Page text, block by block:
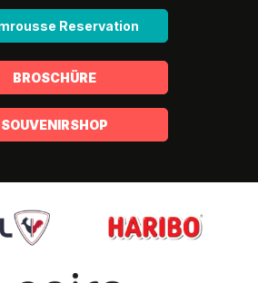
Reservation
BROSCHÜRE
SOUVENIRSHOP